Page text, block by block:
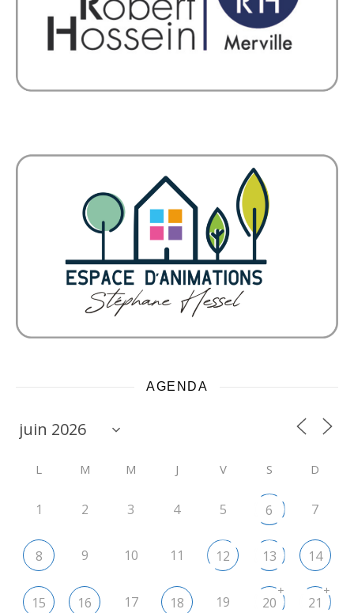
AGENDA
L M M J V S D
1 2 3 4 5 6 7
8 9 10 11 12 13 14
15 16 17 18 19 20
+
21
+